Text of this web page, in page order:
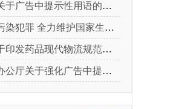
中提示性用语的合规风险提示
改〈最高人民法院、最高人民检察院关于办理环境污染刑事案件适用法律若干问题的解释〉的决定》
现代物流规范化建设指导意见的通知
化广告中提示性用语监管工作的通知